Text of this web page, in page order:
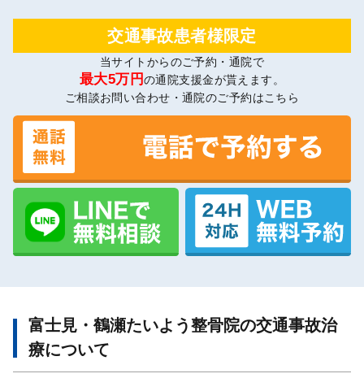
交通事故患者様限定
当サイトからのご予約・通院で
最大5万円の通院支援金が貰えます。
ご相談お問い合わせ・通院のご予約はこちら
富士見・鶴瀬たいよう整骨院の交通事故治
療について